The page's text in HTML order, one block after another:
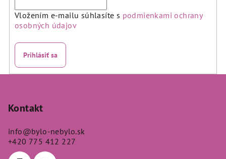
Vložením e-mailu súhlasíte s podmienkami ochrany
osobných údajov
Prihlásiť sa
Kontakt
info@bylo-nebylo.sk
+420 775 412 227